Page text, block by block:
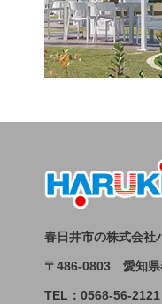
春日井市の株式会社
〒486-0803 愛知県
TEL：0568-56-2121